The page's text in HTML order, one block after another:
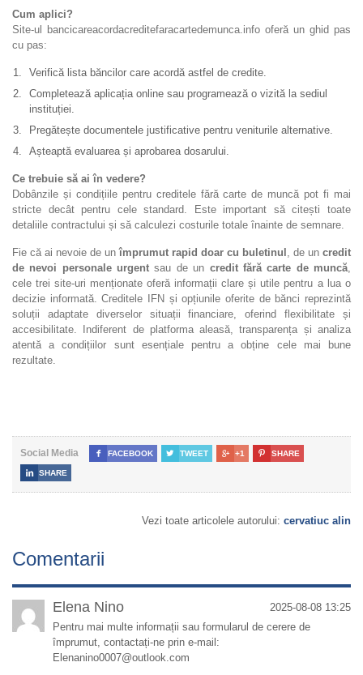
Cum aplici?
Site-ul bancicareacordacreditefaracartedemunca.info oferă un ghid pas
cu pas:
Verifică lista băncilor care acordă astfel de credite.
Completează aplicația online sau programează o vizită la sediul
instituției.
Pregătește documentele justificative pentru veniturile alternative.
Așteaptă evaluarea și aprobarea dosarului.
Ce trebuie să ai în vedere?
Dobânzile și condițiile pentru creditele fără carte de muncă pot fi mai
stricte decât pentru cele standard. Este important să citești toate
detaliile contractului și să calculezi costurile totale înainte de semnare.
Fie că ai nevoie de unîmprumut rapid doar cu buletinul , de un credit
de nevoi personale urgent sau de un credit fără carte de muncă,
cele trei site-uri menționate oferă informații clare și utile pentru a lua o
decizie informată. Creditele IFN și opțiunile oferite de bănci reprezintă
soluții adaptate diverselor situații financiare, oferind flexibilitate și
accesibilitate. Indiferent de platforma aleasă, transparența și analiza
atentă a condițiilor sunt esențiale pentru a obține cele mai bune
rezultate.
Social Media  FACEBOOK  TWEET  +1  SHARE
 SHARE
Vezi toate articolele autorului: cervatiuc alin
Comentarii
2025-08-08 13:25
Elena Nino
Pentru mai multe informații sau formularul de cerere de
împrumut, contactați-ne prin e-mail:
Elenanino0007@outlook.com